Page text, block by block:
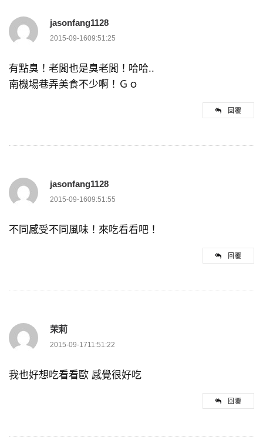
jasonfang1128
2015-09-1609:51:25
有點臭！老闆也是臭老闆！哈哈..
南機場巷弄美食不少啊！Ｇｏ
回覆
jasonfang1128
2015-09-1609:51:55
不同感受不同風味！來吃看看吧！
回覆
茉莉
2015-09-1711:51:22
我也好想吃看看歐 感覺很好吃
回覆